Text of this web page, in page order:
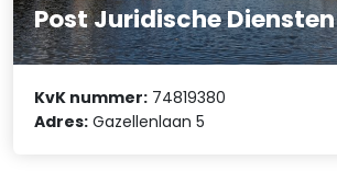
Post Juridische Diensten
KvK nummer: 74819380
Adres: Gazellenlaan 5